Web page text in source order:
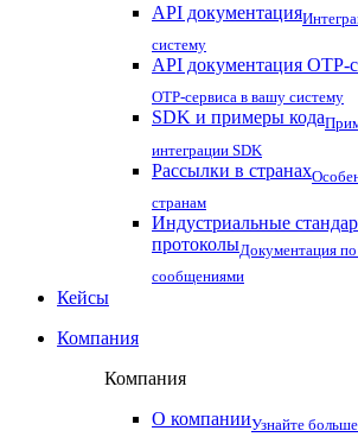
API документация
систему
API документация OTP-
OTP-сервиса в вашу систему
SDK и примеры кода
интеграции SDK
Рассылки в странах
странам
Индустриальные
протоколыДокументация
сообщениями
Кейсы
Компания
Компания
О компанииУзнайте